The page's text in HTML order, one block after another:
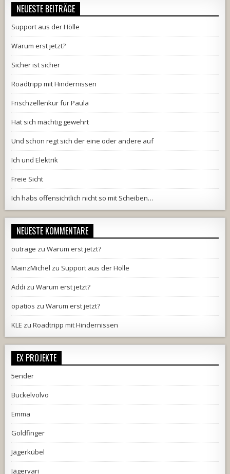
NEUESTE BEITRÄGE
Support aus der Hölle
Warum erst jetzt?
Sicher ist sicher
Roadtripp mit Hindernissen
Frischzellenkur für Paula
Hat sich mächtig gewehrt
Und schon regt sich der eine oder andere auf
Ich und Elektrik
Freie Sicht
Ich habs offensichtlich nicht so mit Scheiben…
NEUESTE KOMMENTARE
outrage zuWarum erst jetzt?
MainzMichel zu Support aus der Hölle
Addi zuWarum erst jetzt?
opatios zuWarum erst jetzt?
KLE zuRoadtripp mit Hindernissen
EX PROJEKTE
5ender
Buckelvolvo
Emma
Goldfinger
Jägerkübel
Jägervari